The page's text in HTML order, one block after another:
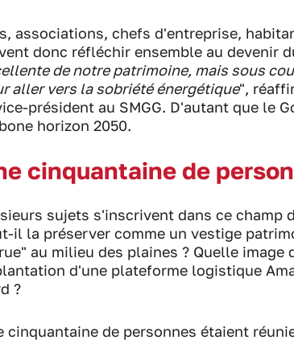
associations, chefs d'entreprise,
donc réfléchir ensemble au devenir
de notre patrimoine, mais sous
aller vers la sobriété énergétique",
président au SMGG. D'autant que le
horizon 2050.
cinquantaine de
sujets s'inscrivent dans ce champ
il la préserver comme un vestige
au milieu des plaines ? Quelle
d'une plateforme logistique
?
cinquantaine de personnes étaient